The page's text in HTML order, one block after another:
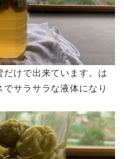
けで出来ています。は
サラサラな液体になり